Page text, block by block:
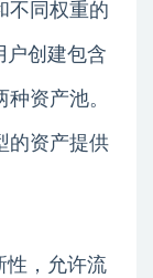
不同权重的
户创建包含
资产池。
的资产提供
性，允许流